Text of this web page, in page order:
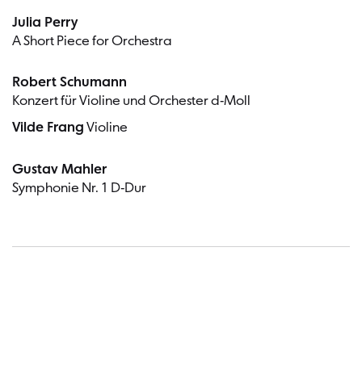
Julia Perry
A Short Piece for Orchestra
Robert Schumann
Konzert für Violine und Orchester d-Moll
Vilde Frang Violine
Gustav Mahler
Symphonie Nr. 1 D-Dur